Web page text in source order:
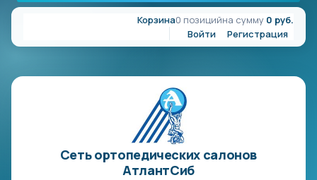
Корзина0 позицийна сумму 0 руб.
Войти
Регистрация
Сеть ортопедических салонов
АтлантСиб